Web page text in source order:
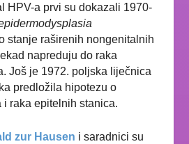
HPV-a prvi su dokazali 1970-
pidermodysplasia
stanje raširenih nongenitalnih
napreduju do raka
Još je 1972. poljska liječnica
predložila hipotezu o
i raka epitelnih stanica.
zur Hausen i saradnici su